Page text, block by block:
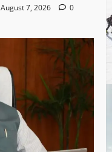
August 7, 2026
0